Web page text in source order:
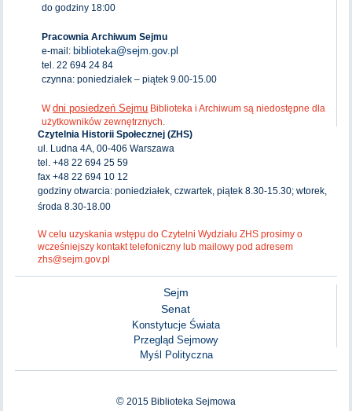
do godziny 18:00
Pracownia Archiwum Sejmu
e-mail: biblioteka@sejm.gov.pl
tel. 22 694 24 84
czynna: poniedziałek – piątek 9.00-15.00
Wdni posiedzeń Sejmu Biblioteka i Archiwum są niedostępne dla
użytkowników zewnętrznych.
Czytelnia Historii Społecznej (ZHS)
ul. Ludna 4A, 00-406 Warszawa
tel. +48 22 694 25 59
fax +48 22 694 10 12
godziny otwarcia: poniedziałek, czwartek, piątek 8.30-15.30; wtorek,
środa 8.30-18.00
W celu uzyskania wstępu do Czytelni Wydziału ZHS prosimy o
wcześniejszy kontakt telefoniczny lub mailowy pod adresem
zhs@sejm.gov.pl
Sejm
Senat
Konstytucje Świata
Przegląd Sejmowy
Myśl Polityczna
© 2015 Biblioteka Sejmowa